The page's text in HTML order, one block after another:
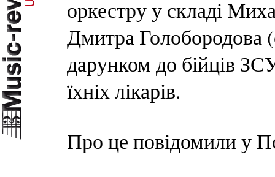
оркестру у складі
Дмитра Голобородова
дарунком до бійців
їхніх лікарів.
Про це повідомили у